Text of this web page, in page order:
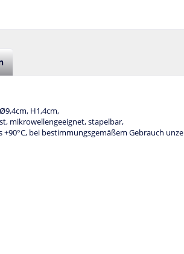
H1,4cm,
mikrowellengeeignet, stapelbar,
bei bestimmungsgemäßem Gebrauch